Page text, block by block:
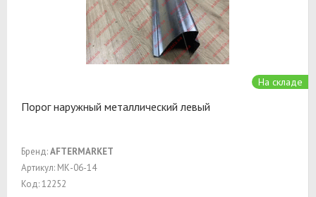
На складе
Порог наружный металлический левый
Бренд:AFTERMARKET
Артикул: МК-06-14
Код: 12252